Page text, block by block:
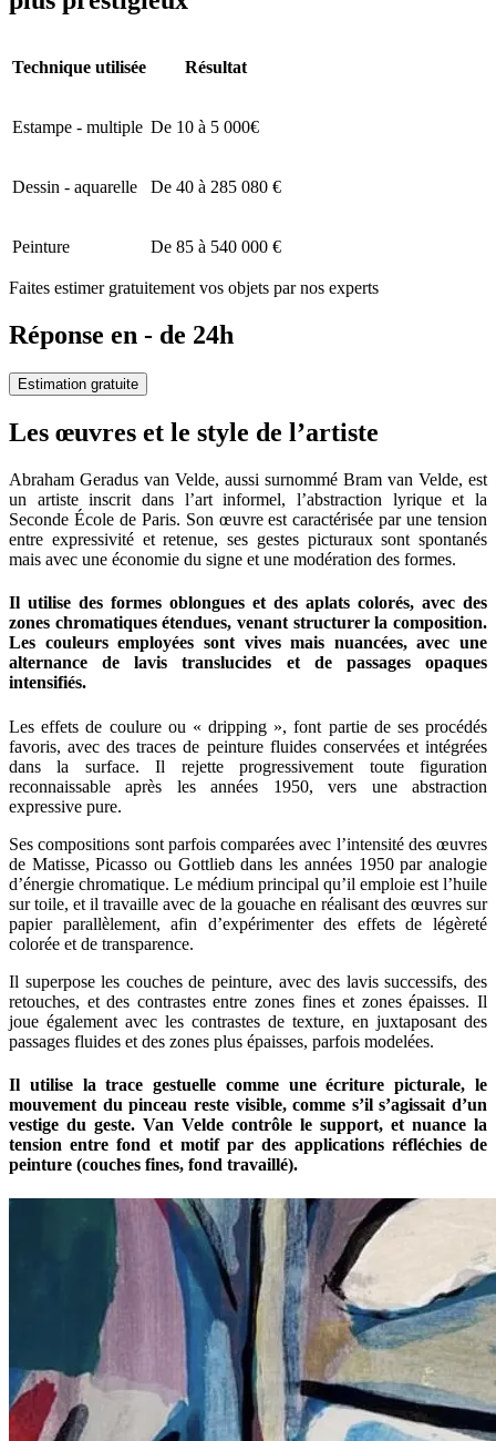
Technique utilisée Résultat
Estampe - multiple De 10 à 5 000€
Dessin - aquarelle De 40 à 285 080 €
Peinture De 85 à 540 000 €
Faites estimer gratuitement vos objets par nos experts
Réponse en - de 24h
Estimation gratuite
Les œuvres et le style de l’artiste
Abraham Geradus van Velde, aussi surnommé Bram van Velde, est
un artiste inscrit dans l’art informel, l’abstraction lyrique et la
Seconde École de Paris. Son œuvre est caractérisée par une tension
entre expressivité et retenue, ses gestes picturaux sont spontanés
mais avec une économie du signe et une modération des formes.
Il utilise des formes oblongues et des aplats colorés, avec des
zones chromatiques étendues, venant structurer la composition.
Les couleurs employées sont vives mais nuancées, avec une
alternance de lavis translucides et de passages opaques
intensifiés.
Les effets de coulure ou « dripping », font partie de ses procédés
favoris, avec des traces de peinture fluides conservées et intégrées
dans la surface. Il rejette progressivement toute figuration
reconnaissable après les années 1950, vers une abstraction
expressive pure.
Ses compositions sont parfois comparées avec l’intensité des œuvres
de Matisse, Picasso ou Gottlieb dans les années 1950 par analogie
d’énergie chromatique. Le médium principal qu’il emploie est l’huile
sur toile, et il travaille avec de la gouache en réalisant des œuvres sur
papier parallèlement, afin d’expérimenter des effets de légèreté
colorée et de transparence.
Il superpose les couches de peinture, avec des lavis successifs, des
retouches, et des contrastes entre zones fines et zones épaisses. Il
joue également avec les contrastes de texture, en juxtaposant des
passages fluides et des zones plus épaisses, parfois modelées.
Il utilise la trace gestuelle comme une écriture picturale, le
mouvement du pinceau reste visible, comme s’il s’agissait d’un
vestige du geste. Van Velde contrôle le support, et nuance la
tension entre fond et motif par des applications réfléchies de
peinture (couches fines, fond travaillé).